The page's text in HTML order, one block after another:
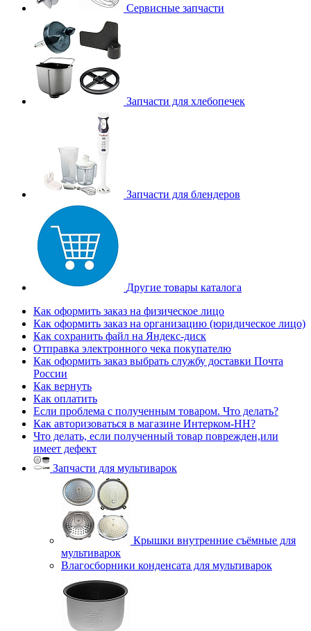
Сервисные запчасти
Запчасти для хлебопечек
Запчасти для блендеров
Другие товары каталога
Как оформить заказ на физическое лицо
Как оформить заказ на организацию (юридическое лицо)
Как сохранить файл на Яндекс-диск
Отправка электронного чека покупателю
Как оформить заказ выбрать службу доставки Почта
России
Как вернуть
Как оплатить
Если проблема с полученным товаром. Что делать?
Как авторизоваться в магазине Интерком-НН?
Что делать, если полученный товар поврежден,или
имеет дефект
Запчасти для мультиварок
Крышки внутренние съёмные для
мультиварок
Влагосборники конденсата для мультиварок